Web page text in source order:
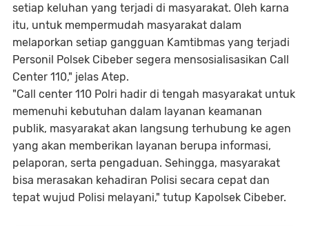
setiap keluhan yang terjadi di masyarakat. Oleh karna
itu, untuk mempermudah masyarakat dalam
melaporkan setiap gangguan Kamtibmas yang terjadi
Personil Polsek Cibeber segera mensosialisasikan Call
Center 110," jelas Atep.
"Call center 110 Polri hadir di tengah masyarakat untuk
memenuhi kebutuhan dalam layanan keamanan
publik, masyarakat akan langsung terhubung ke agen
yang akan memberikan layanan berupa informasi,
pelaporan, serta pengaduan. Sehingga, masyarakat
bisa merasakan kehadiran Polisi secara cepat dan
tepat wujud Polisi melayani," tutup Kapolsek Cibeber.